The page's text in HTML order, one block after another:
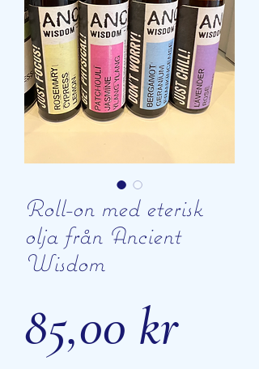
Roll-on med eterisk
olja från Ancient
Wisdom
85,00 krPris